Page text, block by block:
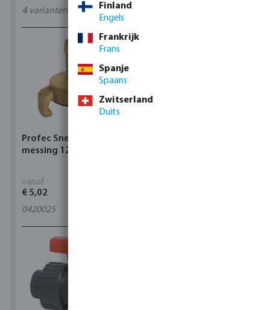
4 varianten
Profec Snelkoppeling
messing 12 bar slangtule
vanaf
€ 5,02
0420025
Finland
Engels
Frankrijk
Frans
Spanje
Spaans
Zwitserland
Duits